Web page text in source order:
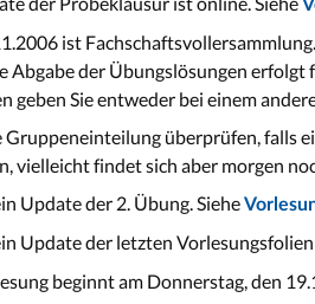
ist
Abgabe der Übungslösungen
geben Sie entweder bei einem
Gruppeneinteilung überprüfen, falls
vielleicht findet sich aber morgen
Update der 2. Übung. Siehe
Update der letzten
beginnt am Donnerstag, den